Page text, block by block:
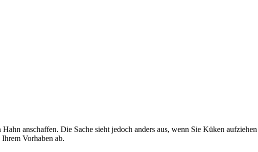
anschaffen. Die Sache sieht jedoch anders aus, wenn Sie Küken
Vorhaben ab.